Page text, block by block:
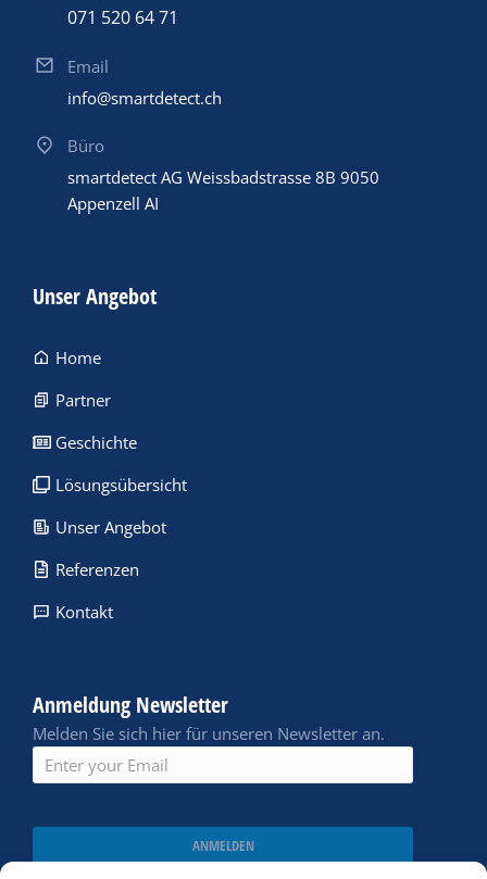
071 520 64 71
Email
info@smartdetect.ch
Büro
smartdetect AG Weissbadstrasse 8B 9050
Appenzell AI
Unser Angebot
Home
Partner
Geschichte
Lösungsübersicht
Unser Angebot
Referenzen
Kontakt
Anmeldung Newsletter
Melden Sie sich hier für unseren Newsletter an.
ANMELDEN